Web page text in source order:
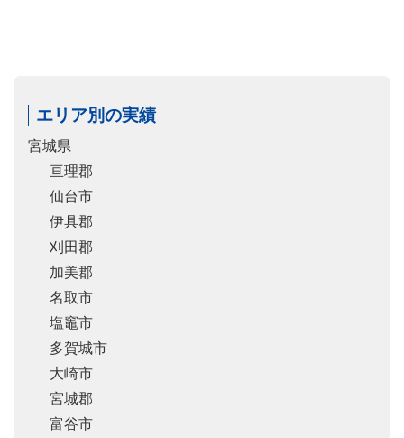
エリア別の実績
宮城県
亘理郡
仙台市
伊具郡
刈田郡
加美郡
名取市
塩竈市
多賀城市
大崎市
宮城郡
富谷市